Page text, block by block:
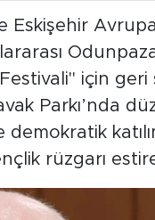
Eskişehir
için geri
Parkı’nda
rüzgarı